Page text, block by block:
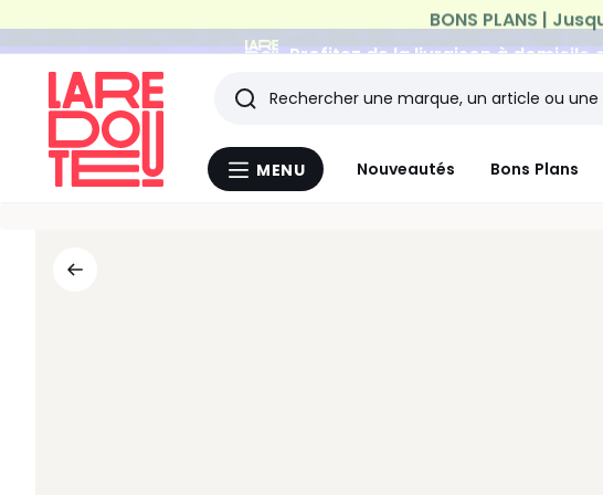
Profitez de la livraison à domicile
Menu
MENU Nouveautés Bons Plans
Rechercher
Les
derniers